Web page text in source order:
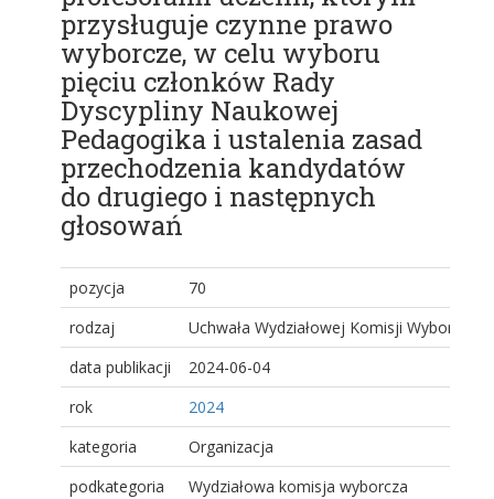
przysługuje czynne prawo
wyborcze, w celu wyboru
pięciu członków Rady
Dyscypliny Naukowej
Pedagogika i ustalenia zasad
przechodzenia kandydatów
do drugiego i następnych
głosowań
pozycja
70
rodzaj
Uchwała Wydziałowej Komisji Wyborczej
data publikacji
2024-06-04
rok
2024
kategoria
Organizacja
podkategoria
Wydziałowa komisja wyborcza